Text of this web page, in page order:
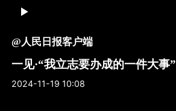
@人民日报客户端
一见·“我立志要办成的一件大事”
2024-11-19 10:08